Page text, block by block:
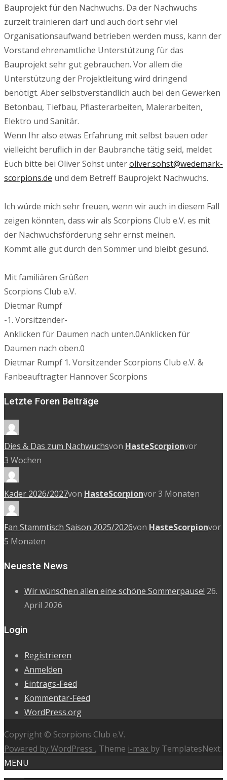
Bauprojekt für den Nachwuchs. Da der Nachwuchs
zurzeit trainieren darf und auch dort sehr viel
Organisationsaufwand betrieben werden muss, kann der
Vorstand ehrenamtliche Unterstützung für das
Bauprojekt sehr gut gebrauchen. Vor allem die
Unterstützung der Projektleitung wird dringend
benötigt. Aber selbstverständlich auch bei den Gewerken
Betonbau, Tiefbau, Pflasterarbeiten, Malerarbeiten,
Elektro und Sanitär.
Wenn Ihr also etwas Erfahrung mit selbst bauen oder
vielleicht beruflich in der Baubranche tätig seid, meldet
Euch bitte bei Oliver Sohst unteroliver.sohst@wedemark-
scorpions.de und dem Betreff Bauprojekt Nachwuchs.
Ich würde mich sehr freuen, wenn wir auch in diesem Fall
zeigen könnten, dass wir als Scorpions Club e.V. es mit
der Nachwuchsförderung sehr ernst meinen.
Kommt alle gut durch den Sommer und bleibt gesund.
Mit familiären Grüßen
Scorpions Club e.V.
Dietmar Rumpf
-1. Vorsitzender-
Anklicken für Daumen nach unten.0Anklicken für
Daumen nach oben.0
Dietmar Rumpf 1. Vorsitzender Scorpions Club e.V. &
Fanbeauftragter Hannover Scorpions
Letzte Foren Beiträge
Dies & Das zum Nachwuchsvon HasteScorpionvor
3 Wochen
Kader 2026/2027von HasteScorpionvor 3 Monaten
Fan Stammtisch Saison 2025/2026von HasteScorpionvor
5 Monaten
Neueste News
Wir wünschen allen eine schöne Sommerpause! 26.
April 2026
Login
Registrieren
Anmelden
Eintrags-Feed
Kommentar-Feed
WordPress.org
Copyright © Scorpions Club e.V.
Powered by WordPress , Theme i-max by TemplatesNext.
MENU